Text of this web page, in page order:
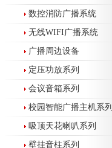
数控消防广播系统
无线WIFI广播系统
广播周边设备
定压功放系列
会议音箱系列
校园智能广播主机系列
吸顶天花喇叭系列
壁挂音柱系列